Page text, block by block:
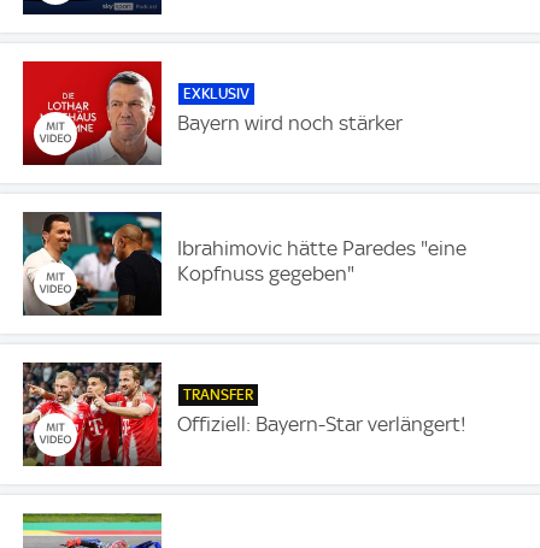
EXKLUSIV
Bayern wird noch stärker
Ibrahimovic hätte Paredes "eine
Kopfnuss gegeben"
TRANSFER
Offiziell: Bayern-Star verlängert!